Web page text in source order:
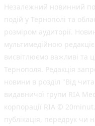
Незалежний новинний
подій у Тернополі та
розміром аудиторії.
мультимедійною
висвітлюємо важливі та
Тернополя. Редакція
новини в розділ "Від
видавничої групи RIA
корпорації RIA ©
публiкацiя, передрук чи